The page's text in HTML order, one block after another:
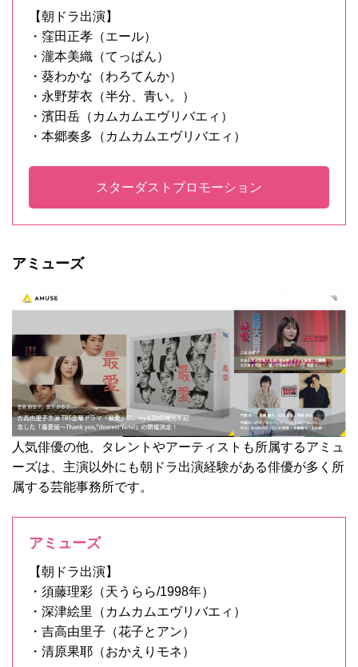
【朝ドラ出演】
・窪田正孝（エール）
・瀧本美織（てっぱん）
・葵わかな（わろてんか）
・永野芽衣（半分、青い。）
・濱田岳（カムカムエヴリバエィ）
・本郷奏多（カムカムエヴリバエィ）
スターダストプロモーション
アミューズ
人気俳優の他、タレントやアーティストも所属するアミュ
ーズは、主演以外にも朝ドラ出演経験がある俳優が多く所
属する芸能事務所です。
アミューズ
【朝ドラ出演】
・須藤理彩（天うらら/1998年）
・深津絵里（カムカムエヴリバエィ）
・吉高由里子（花子とアン）
・清原果耶（おかえりモネ）